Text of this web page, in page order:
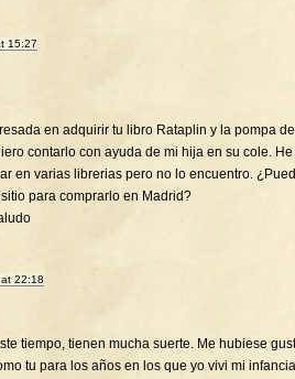
15:27
en adquirir tu libro Rataplin y la pompa de
contarlo con ayuda de mi hija en su cole. He
en varias librerias pero no lo encuentro.
para comprarlo en Madrid?
22:18
tiempo, tienen mucha suerte. Me hubiese
tu para los años en los que yo vivi mi